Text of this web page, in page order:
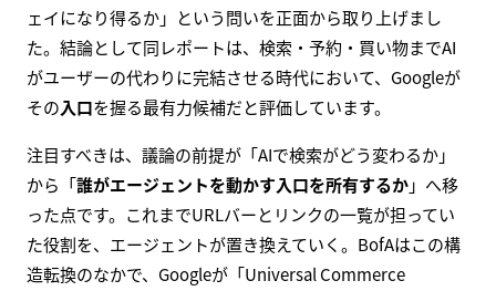
ェイになり得るか」という問いを正面から取り上げまし
た。結論として同レポートは、検索・予約・買い物までAI
がユーザーの代わりに完結させる時代において、Googleが
その入口を握る最有力候補だと評価しています。
注目すべきは、議論の前提が「AIで検索がどう変わるか」
から「誰がエージェントを動かす入口を所有するか」へ移
った点です。これまでURLバーとリンクの一覧が担ってい
た役割を、エージェントが置き換えていく。BofAはこの構
造転換のなかで、Googleが「Universal Commerce